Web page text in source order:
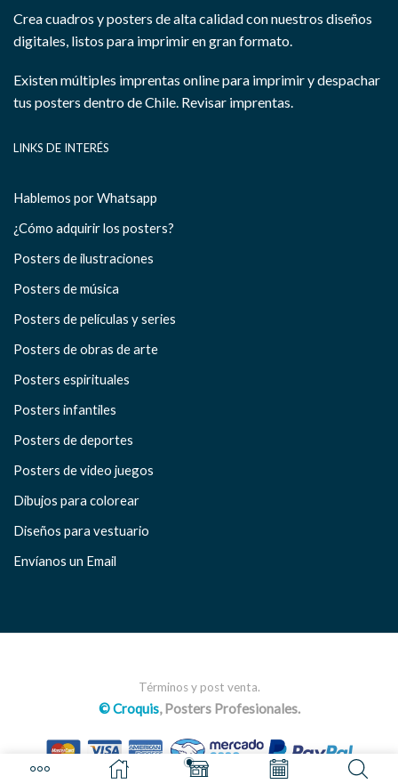
Crea cuadros y posters de alta calidad con nuestros diseños
digitales, listos para imprimir en gran formato.
Existen múltiples imprentas online para imprimir y despachar
tus posters dentro de Chile. Revisar imprentas.
LINKS DE INTERÉS
Hablemos por Whatsapp
¿Cómo adquirir los posters?
Posters de ilustraciones
Posters de música
Posters de películas y series
Posters de obras de arte
Posters espirituales
Posters infantiles
Posters de deportes
Posters de video juegos
Dibujos para colorear
Diseños para vestuario
Envíanos un Email
Términos y post venta.
© Croquis, Posters Profesionales.